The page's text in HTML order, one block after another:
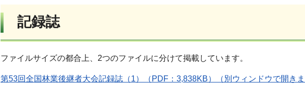
記録誌
ファイルサイズの都合上、2つのファイルに分けて掲載しています。
第53回全国林業後継者大会記録誌（1）（PDF：3,838KB）（別ウィンドウで開きま